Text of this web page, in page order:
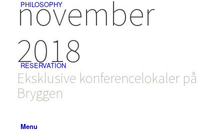
PHILOSOPHY
RESERVATION
Menu
november
2018
Eksklusive konferencelokaler på
Bryggen